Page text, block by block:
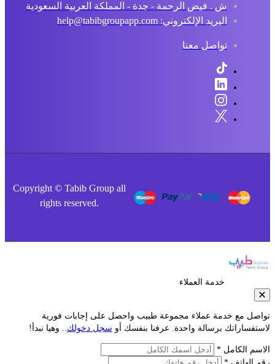
ش . فيض الرحمة - جدة - المملكة العربية السعودية
البريد الإلكتروني: help@tabibgroupapp.com
تواصل معنا
Copyright © Tabib Group all
rights reserved.
خدمة العملاء
مع خدمة عملاء مجموعة طبيب واحصل على إجابات فورية
برسالة واحدة. عرفنا بنفسك أوسجل دخولك.. وهيا نبدأ!
الكامل *